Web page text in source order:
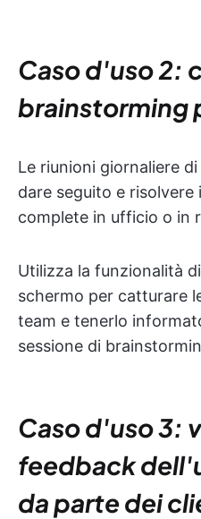
Caso d'uso 2:
brainstorming
Le riunioni giornaliere
dare seguito e
complete in ufficio o in
Utilizza la funzionalità
schermo per catturare
team e tenerlo
sessione di
Caso d'uso 3:
feedback
da parte dei